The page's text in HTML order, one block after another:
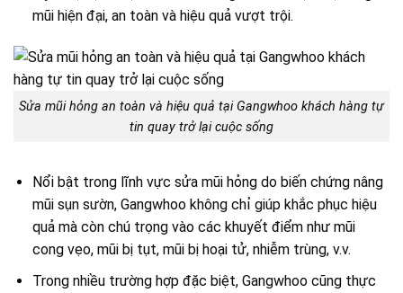
mũi hiện đại, an toàn và hiệu quả vượt trội.
Sửa mũi hỏng an toàn và hiệu quả tại Gangwhoo khách hàng tự
tin quay trở lại cuộc sống
Nổi bật trong lĩnh vực sửa mũi hỏng do biến chứng nâng
mũi sụn sườn, Gangwhoo không chỉ giúp khắc phục hiệu
quả mà còn chú trọng vào các khuyết điểm như mũi
cong vẹo, mũi bị tụt, mũi bị hoại tử, nhiễm trùng, v.v.
Trong nhiều trường hợp đặc biệt, Gangwhoo cũng thực